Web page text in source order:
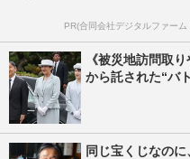
PR(合同会社デジタルファーム
《被災地訪問取
から託された“バ
同じ宝くじなの